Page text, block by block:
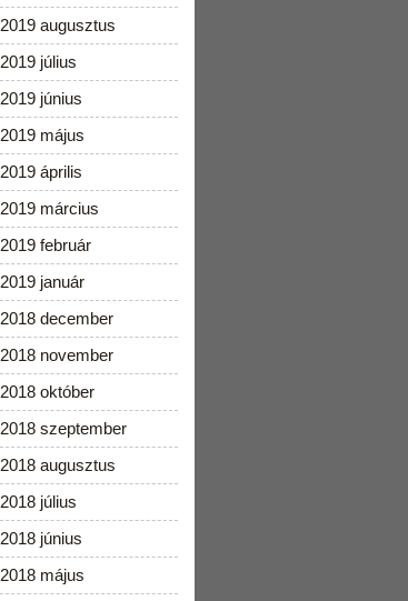
2019 augusztus
2019 július
2019 június
2019 május
2019 április
2019 március
2019 február
2019 január
2018 december
2018 november
2018 október
2018 szeptember
2018 augusztus
2018 július
2018 június
2018 május